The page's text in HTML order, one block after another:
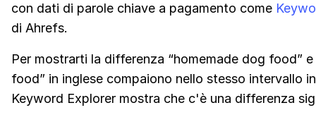
con dati di parole chiave a pagamento come
di Ahrefs.
Per mostrarti la differenza “homemade dog food”
food” in inglese compaiono nello stesso intervallo
Keyword Explorer mostra che c'è una differenza